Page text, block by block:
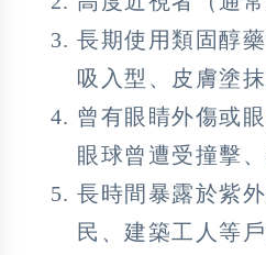
長期使用類固醇
吸入型、皮膚塗
曾有眼睛外傷或
眼球曾遭受撞擊
長時間暴露於紫
民、建築工人等戶